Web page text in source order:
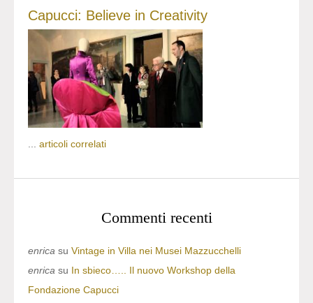
Capucci: Believe in Creativity
articoli correlati
Commenti recenti
enrica su Vintage in Villa nei Musei Mazzucchelli
enrica su In sbieco….. Il nuovo Workshop della
Fondazione Capucci